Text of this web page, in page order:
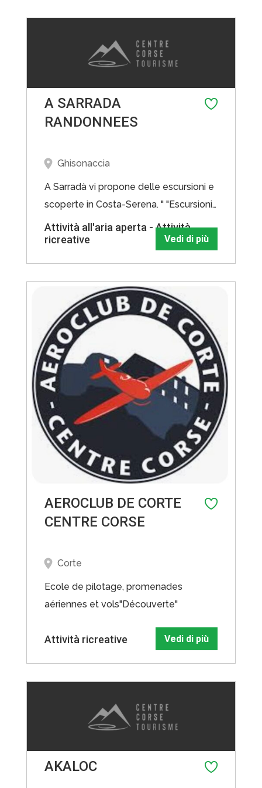
montagne corse avec un guide
accompagnateur diplômé d'état.
A SARRADA
RANDONNEES
Ghisonaccia
A Sarradà vi propone delle escursioni e
scoperte in Costa-Serena. " "Escursioni
a tutti livelli, organizzate da guide di
montagna esperte e qualificate per
Corsica... L'avventura in tutta sicurezza!
" Venite a vivere lo spirito della Corsica,
dalla spontaneità di un incontro alla
bellezza della storia e della cultura
ancestrale di questi luoghi unici.
Attività all'aria aperta - Attività
ricreative
Vedi di più
AEROCLUB DE CORTE
CENTRE CORSE
Corte
Ecole de pilotage, promenades
aériennes et vols"Découverte"
Attività ricreative Vedi di più
AKALOC